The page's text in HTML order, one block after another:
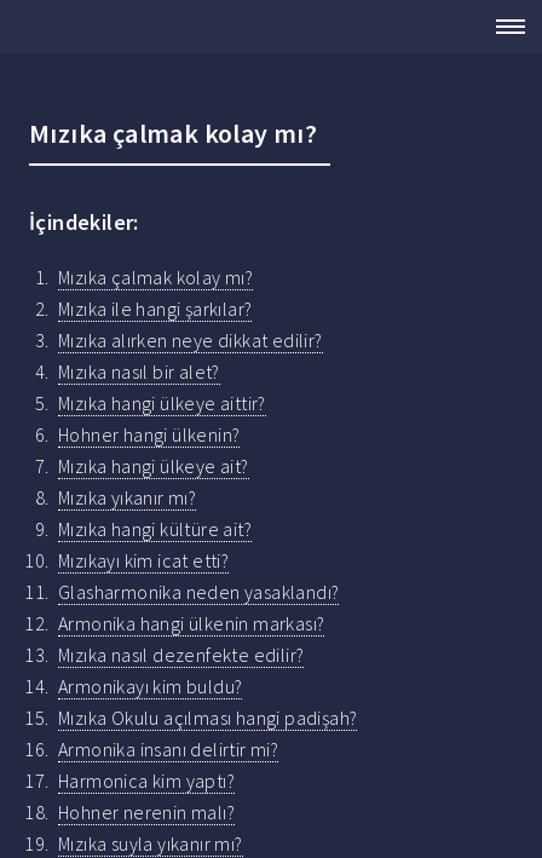
Mızıka çalmak kolay mı?
İçindekiler:
Mızıka çalmak kolay mı?
Mızıka ile hangi şarkılar?
Mızıka alırken neye dikkat edilir?
Mızıka nasıl bir alet?
Mızıka hangi ülkeye aittir?
Hohner hangi ülkenin?
Mızıka hangi ülkeye ait?
Mızıka yıkanır mı?
Mızıka hangi kültüre ait?
Mızıkayı kim icat etti?
Glasharmonika neden yasaklandı?
Armonika hangi ülkenin markası?
Mızıka nasıl dezenfekte edilir?
Armonikayı kim buldu?
Mızıka Okulu açılması hangi padişah?
Armonika insanı delirtir mi?
Harmonica kim yaptı?
Hohner nerenin malı?
Mızıka suyla yıkanır mı?